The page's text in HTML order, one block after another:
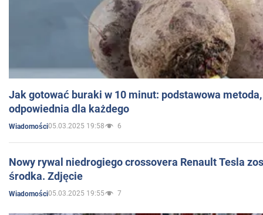
Jak gotować buraki w 10 minut: podstawowa
odpowiednia dla każdego
Wiadomości05.03.2025 19:58 6
Nowy rywal niedrogiego crossovera Renault Tesla
środka. Zdjęcie
Wiadomości05.03.2025 19:55 7